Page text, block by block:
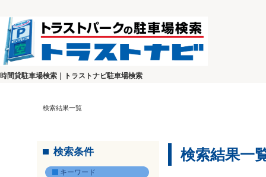
時間貸駐車場検索｜トラストナビ駐車場検索
検索結果一覧
検索条件
キーワード
検索結果一